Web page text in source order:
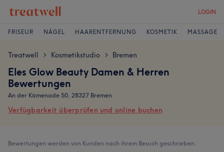
LOGIN
FRISEUR NÄGEL HAARENTFERNUNG KOSMETIK MASSAGE
Treatwell > Kosmetikstudio > Bremen
Eles Glow Beauty Damen & Herren
Bewertungen
An der Kämenade 50, 28327 Bremen
Verfügbarkeit überprüfen und online buchen
Bewertungen werden von Kunden nach ihrem Besuch geschrieben.